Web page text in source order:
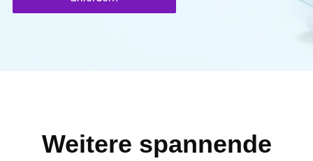
Weitere spannende